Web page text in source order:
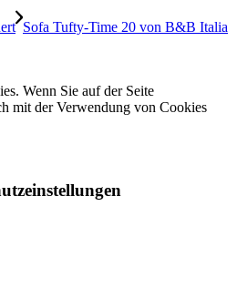
Sofa Tufty-Time 20 von B&B Italia
Wenn Sie auf der Seite
mit der Verwendung von Cookies